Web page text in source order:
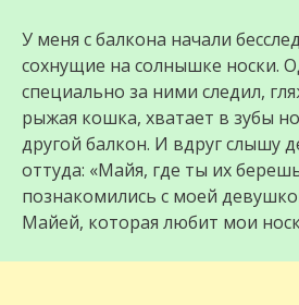
У меня с балкона начали
сохнущие на солнышке носки.
специально за ними следил,
рыжая кошка, хватает в зубы
другой балкон. И вдруг слышу
оттуда: «Майя, где ты их
познакомились с моей
Майей, которая любит мои